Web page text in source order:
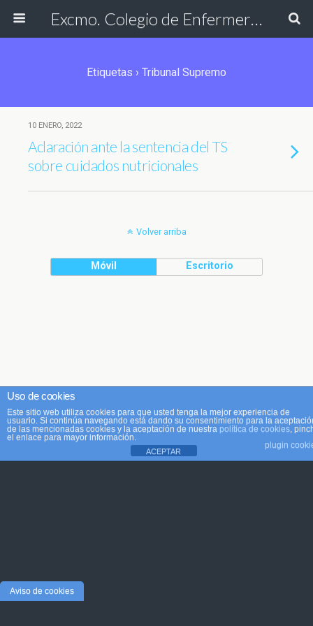
Excmo. Colegio de Enfermería de Cádiz
Etiquetas › Tribunal Supremo
10 ENERO, 2022
Aclaración ante la sentencia del TS
sobre cuidados nutricionales
Volver arriba
Móvil Escritorio
Uso de cookies
Este sitio web utiliza cookies para que usted tenga la mejor experiencia de
usuario. Si continúa navegando está dando su consentimiento para la
de las mencionadas cookies y la aceptación de nuestra política de cookies,
el enlace para mayor información.
plugin
ACEPTAR
Aviso de cookies